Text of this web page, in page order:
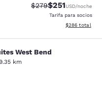
Precio tachado:
$279Precio con
$251USD/noche
Tarifa para socios
Ver detalles
$286 total
West Bend
West Bend
km
Bueno. 718 reseñas